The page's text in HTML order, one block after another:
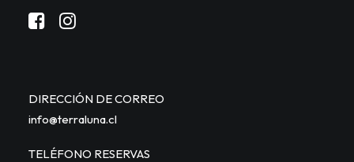
DIRECCIÓN DE CORREO
info@terraluna.cl
TELÉFONO RESERVAS